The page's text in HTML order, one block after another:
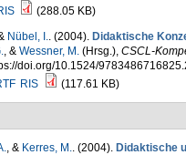
(288.05 KB)
Nübel, I.. (2004). Didaktische
, & Wessner, M.(Hrsg.), CSCL-
doi.org/10.1524/
RIS (117.61 KB)
, & Kerres, M.. (2004). Didaktische